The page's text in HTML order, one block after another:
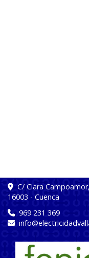
C/ Clara
16003 - Cuenca
969 231 369
info